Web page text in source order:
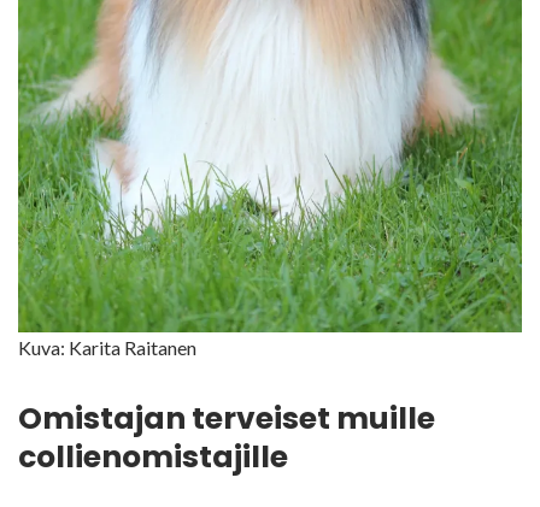
Kuva: Karita Raitanen
Omistajan terveiset muille
collienomistajille